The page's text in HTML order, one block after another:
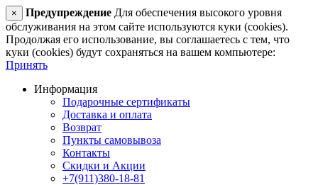
× Предупреждение Для обеспечения высокого уровня
обслуживания на этом сайте используются куки (cookies).
Продолжая его использование, вы соглашаетесь с тем, что
куки (cookies) будут сохраняться на вашем компьютере:
Принять
Информация
Подарочные сертификаты
Доставка и оплата
Возврат
Пункты самовывоза
Контакты
Скидки и Акции
+7(911)380-18-81